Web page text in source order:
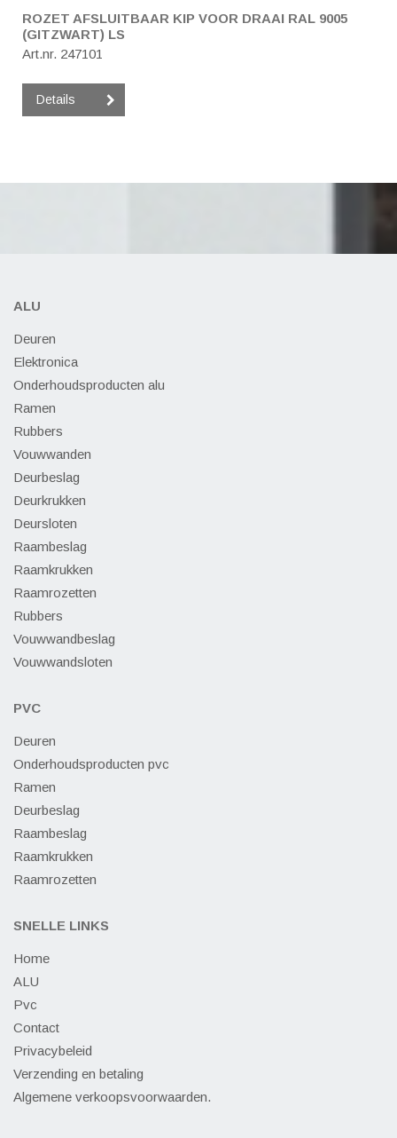
ROZET AFSLUITBAAR KIP VOOR DRAAI RAL 9005
(GITZWART) LS
Art.nr. 247101
Details
ALU
Deuren
Elektronica
Onderhoudsproducten alu
Ramen
Rubbers
Vouwwanden
Deurbeslag
Deurkrukken
Deursloten
Raambeslag
Raamkrukken
Raamrozetten
Rubbers
Vouwwandbeslag
Vouwwandsloten
PVC
Deuren
Onderhoudsproducten pvc
Ramen
Deurbeslag
Raambeslag
Raamkrukken
Raamrozetten
SNELLE LINKS
Home
ALU
Pvc
Contact
Privacybeleid
Verzending en betaling
Algemene verkoopsvoorwaarden.